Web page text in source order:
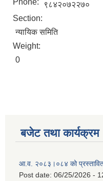
Phone:
९८४२०७२२७०
Section:
न्यायिक समिति
Weight:
0
बजेट तथा कार्यक्रम
आ.व. २०८३।०८४ को
Post date: 06/25/2026 -